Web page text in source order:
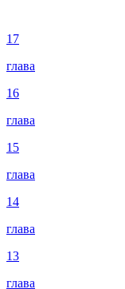
17
глава
16
глава
15
глава
14
глава
13
глава